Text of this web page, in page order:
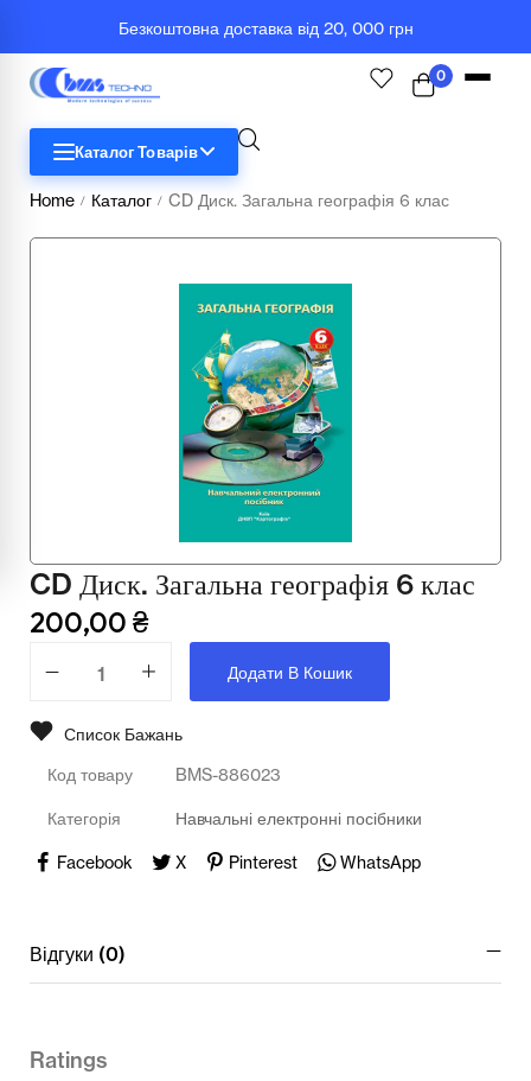
Безкоштовна доставка від 20, 000 грн
0
Каталог Товарів
Біологія
Географія
Комп'ютерна техніка
Меблі
Освіта
Телерадіо обладнання
Всі товари
Підкатегорії відсутні.
Home / Каталог / CD Диск. Загальна географія 6 клас
CD Диск. Загальна географія 6 клас
200,00 ₴
Додати В Кошик
Список Бажань
Код товару BMS-886023
Категорія Навчальні електронні посібники
Facebook X Pinterest WhatsApp
Відгуки (0)
Ratings